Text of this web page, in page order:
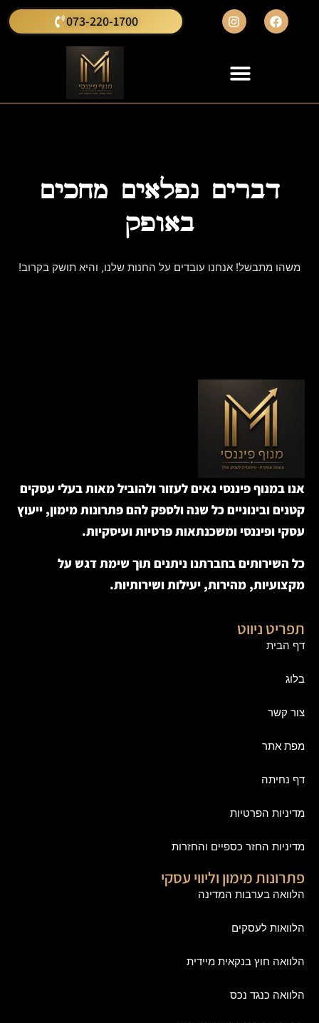
073-220-1700
דברים נפלאים מחכים
באופק
משהו מתבשל! אנחנו עובדים על החנות שלנו, והיא תושק בקרוב!
אנו במנוף פיננסי גאים לעזור ולהוביל מאות בעלי עסקים
קטנים ובינוניים כל שנה ולספק להם פתרונות מימון, ייעוץ
עסקי ופיננסי ומשכנתאות פרטיות ועיסקיות.
כל השירותים בחברתנו ניתנים תוך שימת דגש על
מקצועיות, מהירות, יעילות ושירותיות.
תפריט ניווט
דף הבית
בלוג
צור קשר
מפת אתר
דף נחיתה
מדיניות הפרטיות
מדיניות החזר כספיים והחזרות
פתרונות מימון וליווי עסקי
הלוואה בערבות המדינה
הלוואות לעסקים
הלוואה חוץ בנקאית מיידית
הלוואה כנגד נכס